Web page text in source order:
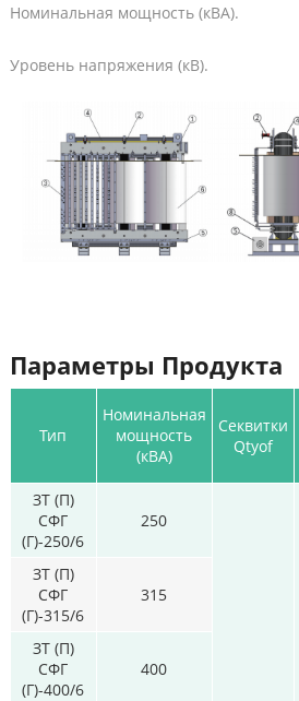
Номинальная мощность (кВА).
Уровень напряжения (кВ).
Параметры Продукта
Тип
Номинальная
мощность
(кВА)
Секвитки
Qtyof
ЗТ (П)
СФГ
(Г)-250/6
250
ЗТ (П)
СФГ
(Г)-315/6
315
ЗТ (П)
СФГ
(Г)-400/6
400